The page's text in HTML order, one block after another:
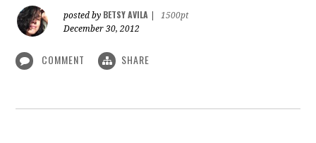
posted by BETSY AVILA
1500pt
December 30, 2012
COMMENT SHARE